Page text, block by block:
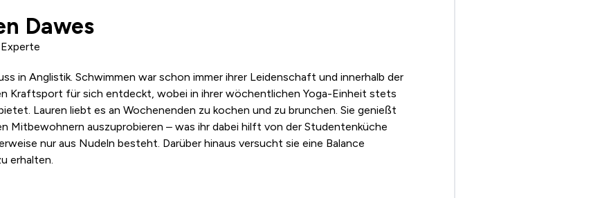
Dawes
in Anglistik. Schwimmen war schon immer ihrer Leidenschaft und innerhalb der
Kraftsport für sich entdeckt, wobei in ihrer wöchentlichen Yoga-Einheit stets
Lauren liebt es an Wochenenden zu kochen und zu brunchen. Sie genießt
Mitbewohnern auszuprobieren – was ihr dabei hilft von der Studentenküche
nur aus Nudeln besteht. Darüber hinaus versucht sie eine Balance
erhalten.